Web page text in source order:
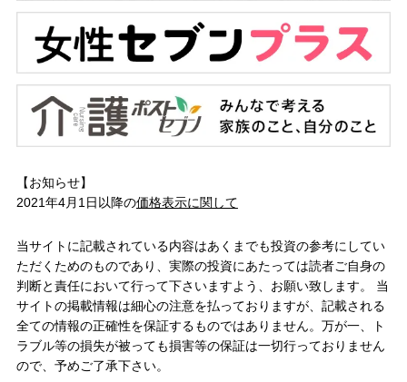
【お知らせ】
2021年4月1日以降の価格表示に関して
当サイトに記載されている内容はあくまでも投資の参考にしてい
ただくためのものであり、実際の投資にあたっては読者ご自身の
判断と責任において行って下さいますよう、お願い致します。 当
サイトの掲載情報は細心の注意を払っておりますが、記載される
全ての情報の正確性を保証するものではありません。万が一、ト
ラブル等の損失が被っても損害等の保証は一切行っておりません
ので、予めご了承下さい。